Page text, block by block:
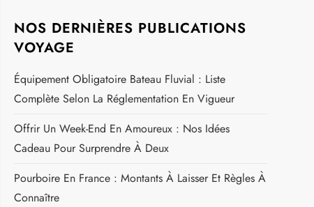
NOS DERNIÈRES PUBLICATIONS
VOYAGE
Équipement Obligatoire Bateau Fluvial : Liste
Complète Selon La Réglementation En Vigueur
Offrir Un Week-End En Amoureux : Nos Idées
Cadeau Pour Surprendre À Deux
Pourboire En France : Montants À Laisser Et Règles À
Connaître